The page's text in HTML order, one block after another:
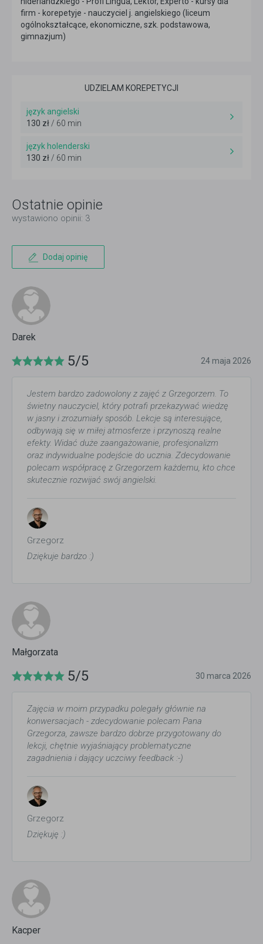
firm - korepetyje - nauczyciel j. angielskiego (liceum
ogólnokształcące, ekonomiczne, szk. podstawowa,
gimnazjum)
UDZIELAM KOREPETYCJI
język angielski
130 zł/ 60 min
język holenderski
130 zł/ 60 min
Ostatnie opinie
wystawiono opinii: 3
Dodaj opinię
Darek
5/5 24 maja 2026
Jestem bardzo zadowolony z zajęć z Grzegorzem. To
świetny nauczyciel, który potrafi przekazywać wiedzę
w jasny i zrozumiały sposób. Lekcje są interesujące,
odbywają się w miłej atmosferze i przynoszą realne
efekty. Widać duże zaangażowanie, profesjonalizm
oraz indywidualne podejście do ucznia. Zdecydowanie
polecam współpracę z Grzegorzem każdemu, kto chce
skutecznie rozwijać swój angielski.
Grzegorz
Dziękuje bardzo :)
Małgorzata
5/5 30 marca 2026
Zajęcia w moim przypadku polegały głównie na
konwersacjach - zdecydowanie polecam Pana
Grzegorza, zawsze bardzo dobrze przygotowany do
lekcji, chętnie wyjaśniający problematyczne
zagadnienia i dający uczciwy feedback :-)
Grzegorz
Dziękuję :)
Kacper